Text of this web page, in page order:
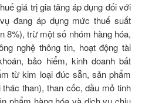
giá trị gia tăng áp dụng đối với
đang áp dụng mức thuế suất
8%), trừ một số nhóm hàng hóa,
nghệ thông tin, hoạt động tài
bảo hiểm, kinh doanh bất
từ kim loại đúc sẵn, sản phẩm
than), than cốc, dầu mỏ tinh